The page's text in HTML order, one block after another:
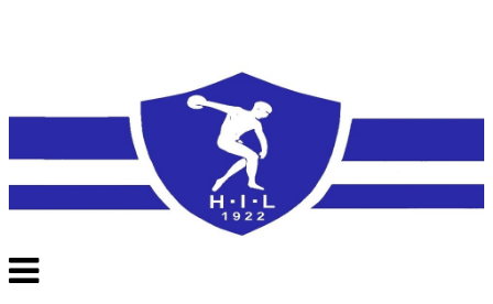
Veksle
navigasjon